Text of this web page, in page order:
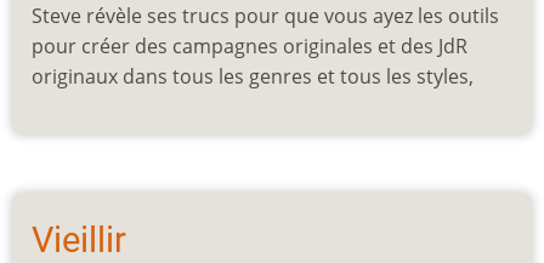
Steve révèle ses trucs pour que vous ayez les outils
pour créer des campagnes originales et des JdR
originaux dans tous les genres et tous les styles,
Vieillir